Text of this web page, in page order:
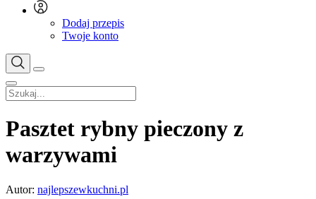
Dodaj przepis
Twoje konto
Pasztet rybny pieczony z
warzywami
Autor: najlepszewkuchni.pl